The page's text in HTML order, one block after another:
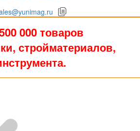
000 товаров
стройматериалов,